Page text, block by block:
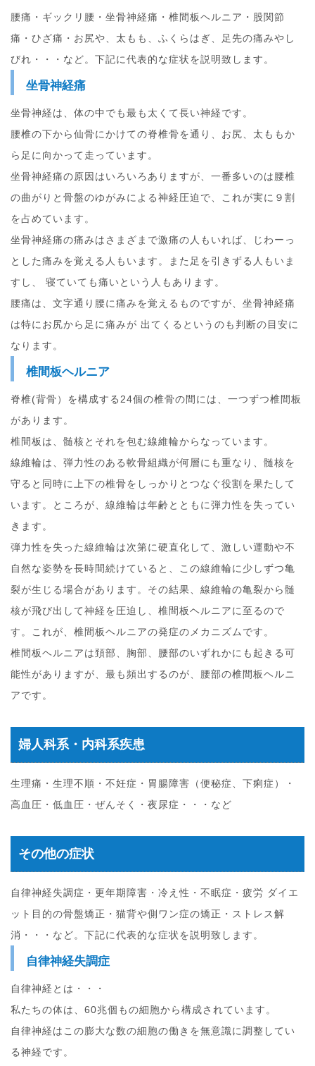
腰痛・ギックリ腰・坐骨神経痛・椎間板ヘルニア・股関節
痛・ひざ痛・お尻や、太もも、ふくらはぎ、足先の痛みやし
びれ・・・など。下記に代表的な症状を説明致します。
坐骨神経痛
坐骨神経は、体の中でも最も太くて長い神経です。
腰椎の下から仙骨にかけての脊椎骨を通り、お尻、太ももか
ら足に向かって走っています。
坐骨神経痛の原因はいろいろありますが、一番多いのは腰椎
の曲がりと骨盤のゆがみによる神経圧迫で、これが実に９割
を占めています。
坐骨神経痛の痛みはさまざまで激痛の人もいれば、じわーっ
とした痛みを覚える人もいます。また足を引きずる人もいま
すし、 寝ていても痛いという人もあります。
腰痛は、文字通り腰に痛みを覚えるものですが、坐骨神経痛
は特にお尻から足に痛みが 出てくるというのも判断の目安に
なります。
椎間板ヘルニア
脊椎(背骨）を構成する24個の椎骨の間には、一つずつ椎間板
があります。
椎間板は、髄核とそれを包む線維輪からなっています。
線維輪は、弾力性のある軟骨組織が何層にも重なり、髄核を
守ると同時に上下の椎骨をしっかりとつなぐ役割を果たして
います。ところが、線維輪は年齢とともに弾力性を失ってい
きます。
弾力性を失った線維輪は次第に硬直化して、激しい運動や不
自然な姿勢を長時間続けていると、この線維輪に少しずつ亀
裂が生じる場合があります。その結果、線維輪の亀裂から髄
核が飛び出して神経を圧迫し、椎間板ヘルニアに至るので
す。これが、椎間板ヘルニアの発症のメカニズムです。
椎間板ヘルニアは頚部、胸部、腰部のいずれかにも起きる可
能性がありますが、最も頻出するのが、腰部の椎間板ヘルニ
アです。
婦人科系・内科系疾患
生理痛・生理不順・不妊症・胃腸障害（便秘症、下痢症）・
高血圧・低血圧・ぜんそく・夜尿症・・・など
その他の症状
自律神経失調症・更年期障害・冷え性・不眠症・疲労 ダイエ
ット目的の骨盤矯正・猫背や側ワン症の矯正・ストレス解
消・・・など。下記に代表的な症状を説明致します。
自律神経失調症
自律神経とは・・・
私たちの体は、60兆個もの細胞から構成されています。
自律神経はこの膨大な数の細胞の働きを無意識に調整してい
る神経です。